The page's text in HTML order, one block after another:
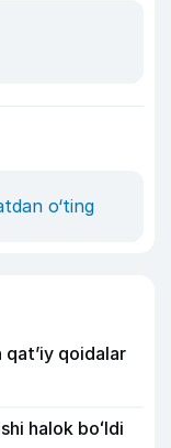
o‘ting
qat’iy qoidalar
halok boʻldi